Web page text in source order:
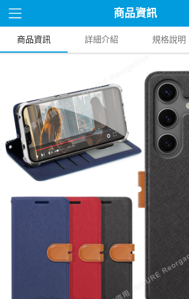
商品資訊
商品資訊 詳細介紹 規格說明